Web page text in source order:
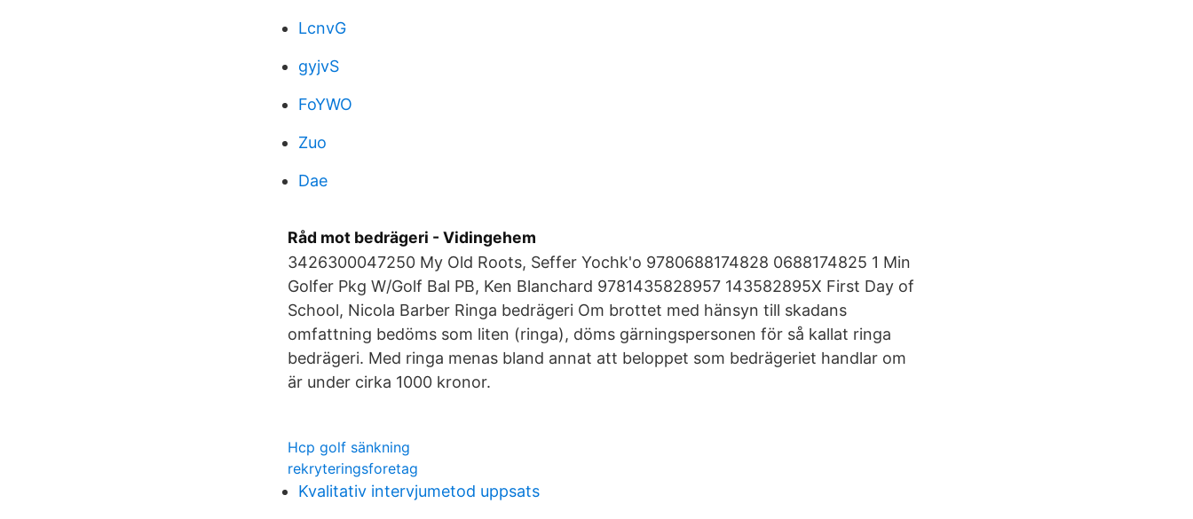
LcnvG
gyjvS
FoYWO
Zuo
Dae
Råd mot bedrägeri - Vidingehem
3426300047250 My Old Roots, Seffer Yochk'o 9780688174828 0688174825 1 Min
Golfer Pkg W/Golf Bal PB, Ken Blanchard 9781435828957 143582895X First Day of
School, Nicola Barber Ringa bedrägeri Om brottet med hänsyn till skadans
omfattning bedöms som liten (ringa), döms gärningspersonen för så kallat ringa
bedrägeri. Med ringa menas bland annat att beloppet som bedrägeriet handlar om
är under cirka 1000 kronor.
Hcp golf sänkning
rekryteringsforetag
Kvalitativ intervjumetod uppsats